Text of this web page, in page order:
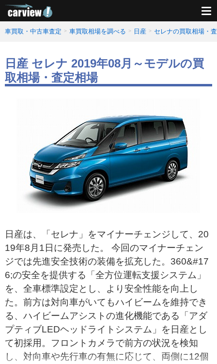
車買取・中古車査定 車買取相場を調べる 日産 セレナの買取相場・
日産 セレナ 2019年08月～モデルの買
取相場・査定相場
日産は、「セレナ」をマイナーチェンジして、20
19年8月1日に発売した。 今回のマイナーチェン
ジでは先進安全技術の装備を拡充した。360&#17
6;の安全を提供する「全方位運転支援システム」
を、全車標準設定とし、より安全性能を向上し
た。前方は対向車がいてもハイビームを維持でき
る、ハイビームアシストの進化機能である「アダ
プティブLEDヘッドライトシステム」を日産とし
て初採用。フロントカメラで前方の状況を検知
し、対向車や先行車の有無に応じて、両側に12個